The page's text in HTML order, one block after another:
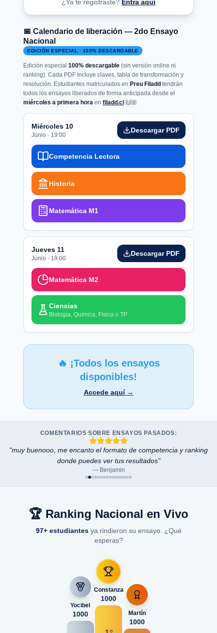
¿Ya te registraste? Entra aquí
📅 Calendario de liberación — 2do Ensayo
Nacional
EDICIÓN ESPECIAL · 100% DESCARGABLE
Edición especial 100% descargable (sin versión online ni
ranking). Cada PDF incluye claves, tabla de transformación y
resolución. Estudiantes matriculados en Preu Filadd tendrán
todos los ensayos liberados de forma anticipada desde el
miércoles a primera hora en filadd.cl 🙌🏼
Miércoles 10
Junio · 19:00
Descargar PDF
Competencia Lectora
Historia
Matemática M1
Jueves 11
Junio · 19:00
Descargar PDF
Matemática M2
Ciencias
Biología, Química, Física o TP
🔥 ¡Todos los ensayos
disponibles!
Accede aquí →
COMENTARIOS SOBRE ENSAYOS PASADOS:
"muy buenooo, me encanto el formato de competencia y ranking
donde puedes ver tus resultados"
— Benjamin
🏆 Ranking Nacional en Vivo
97+ estudiantesya rindieron su ensayo. ¿Qué
esperas?
Yocibel
1000
Constanza
1000
Martín
1000